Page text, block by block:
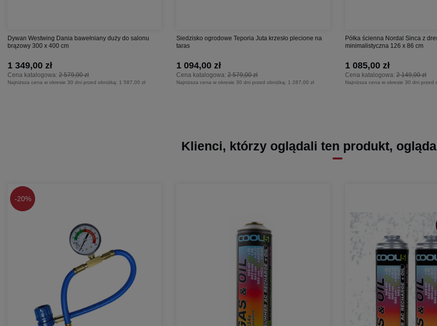
Dywan Westwing Dania bawełniany duży do salonu
brązowy 300 x 400 cm
Cena katalogowa: 2 579,00 zł
1 349,00 zł
Najniższa cena w okresie 30 dni przed obniżką: 1 587,00 zł
Siedzisko ogrodowe Teporia Juta krzesło plecione na
taras
Cena katalogowa: 2 579,00 zł
1 094,00 zł
Najniższa cena w okresie 30 dni przed obniżką: 1 287,00 zł
Półka ścienna Nordal Sinca z
minimalistyczna 126 x 86 cm
Cena katalogowa: 2 149,00 zł
1 085,00 zł
Najniższa cena w okresie 30 dni przed
Klienci, którzy oglądali ten produkt,
-20%